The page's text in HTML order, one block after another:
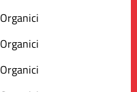
Organici
Organici
Organici